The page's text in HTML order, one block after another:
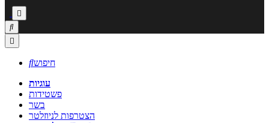



חיפוש
עוגיות
פשטידות
בשר
הצטרפות לניוזלטר